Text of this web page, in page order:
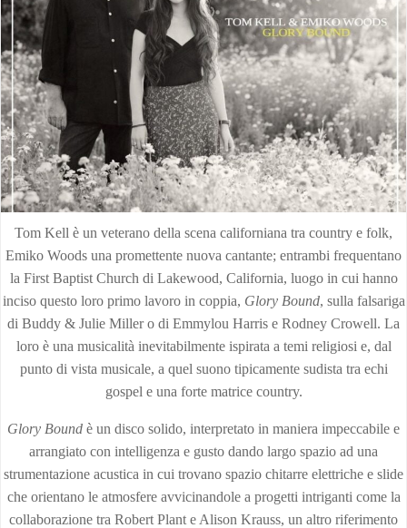
Tom Kell è un veterano della scena californiana tra country e folk,
Emiko Woods una promettente nuova cantante; entrambi frequentano
la First Baptist Church di Lakewood, California, luogo in cui hanno
inciso questo loro primo lavoro in coppia, Glory Bound, sulla falsariga
di Buddy & Julie Miller o di Emmylou Harris e Rodney Crowell. La
loro è una musicalità inevitabilmente ispirata a temi religiosi e, dal
punto di vista musicale, a quel suono tipicamente sudista tra echi
gospel e una forte matrice country.
Glory Bound è un disco solido, interpretato in maniera impeccabile e
arrangiato con intelligenza e gusto dando largo spazio ad una
strumentazione acustica in cui trovano spazio chitarre elettriche e slide
che orientano le atmosfere avvicinandole a progetti intriganti come la
collaborazione tra Robert Plant e Alison Krauss, un altro riferimento